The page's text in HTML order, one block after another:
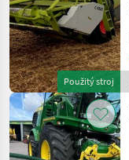
Použitý stroj